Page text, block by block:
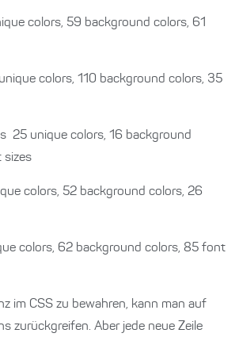
colors, 59 background colors, 61
colors, 110 background colors, 35
25 unique colors, 16 background
sizes
colors, 52 background colors, 26
colors, 62 background colors, 85 font
im CSS zu bewahren, kann man auf
zurückgreifen. Aber jede neue Zeile